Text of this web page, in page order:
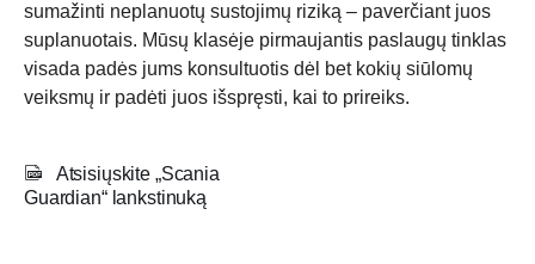
sumažinti neplanuotų sustojimų riziką – paverčiant juos
suplanuotais. Mūsų klasėje pirmaujantis paslaugų tinklas
visada padės jums konsultuotis dėl bet kokių siūlomų
veiksmų ir padėti juos išspręsti, kai to prireiks.
Atsisiųskite „Scania
Guardian“ lankstinuką